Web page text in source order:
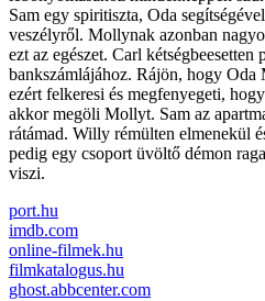
Sam egy spiritiszta, Oda
veszélyről. Mollynak azonban
ezt az egészet. Carl
bankszámlájához. Rájön, hogy Oda
ezért felkeresi és megfenyegeti,
akkor megöli Mollyt. Sam az
rátámad. Willy rémülten elmenekül
pedig egy csoport üvöltő démon
viszi.
port.hu
imdb.com
online-filmek.hu
filmkatalogus.hu
ghost.abbcenter.com